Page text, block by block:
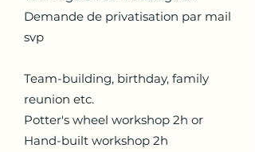
Demande de privatisation par mail
svp
Team-building, birthday, family
reunion etc.
Potter's wheel workshop 2h or
Hand-built workshop 2h